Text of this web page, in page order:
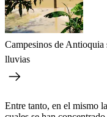
Campesinos de
lluvias
Entre tanto, en el mismo